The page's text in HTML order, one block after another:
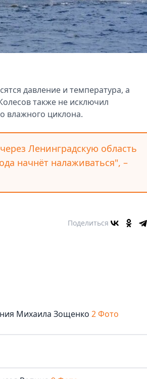
давление и температура, а
также не исключил
влажного циклона.
Ленинградскую область
начнёт налаживаться", –
Поделиться
Михаила Зощенко 2 Фото